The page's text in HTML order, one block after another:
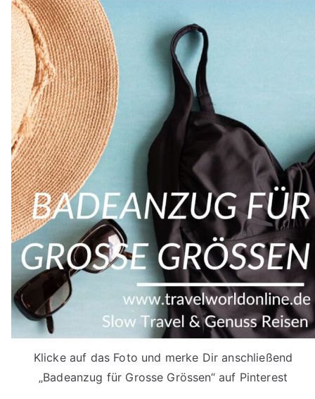
Klicke auf das Foto und merke Dir anschließend
„Badeanzug für Grosse Grössen“ auf Pinterest